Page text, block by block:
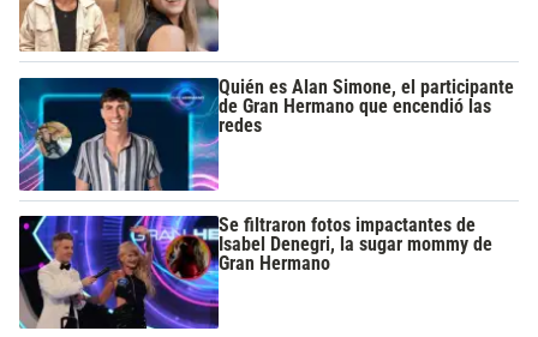
Quién es Alan Simone, el participante
de Gran Hermano que encendió las
redes
Se filtraron fotos impactantes de
Isabel Denegri, la sugar mommy de
Gran Hermano